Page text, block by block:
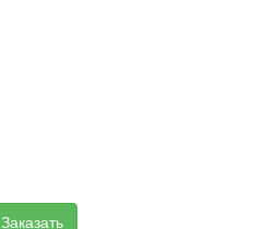
Заказать